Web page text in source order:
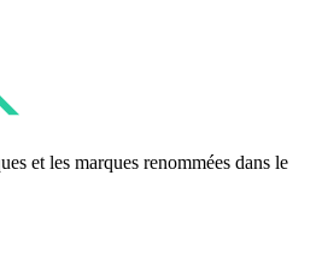
et les marques renommées dans le